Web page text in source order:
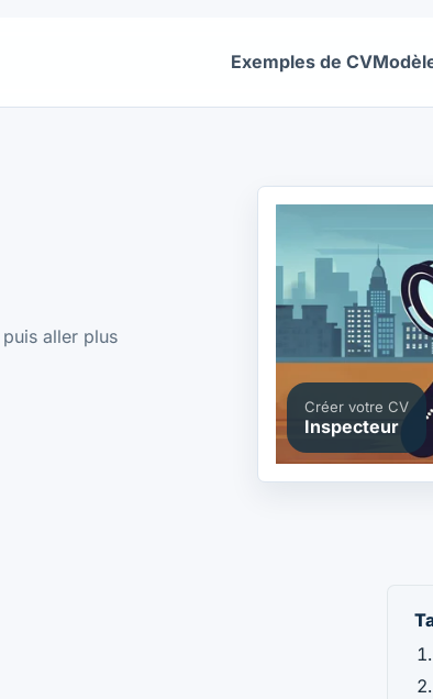
Exemples de CV
aller plus
Créer votre CV
Inspecteur